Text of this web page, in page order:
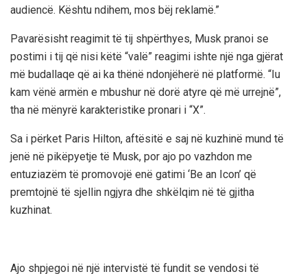
audiencë. Kështu ndihem, mos bëj reklamë.”
Pavarësisht reagimit të tij shpërthyes, Musk pranoi se
postimi i tij që nisi këtë “valë” reagimi ishte një nga gjërat
më budallaqe që ai ka thënë ndonjëherë në platformë. “Iu
kam vënë armën e mbushur në dorë atyre që më urrejnë”,
tha në mënyrë karakteristike pronari i “X”.
Sa i përket Paris Hilton, aftësitë e saj në kuzhinë mund të
jenë në pikëpyetje të Musk, por ajo po vazhdon me
entuziazëm të promovojë enë gatimi ‘Be an Icon’ që
premtojnë të sjellin ngjyra dhe shkëlqim në të gjitha
kuzhinat.
Ajo shpjegoi në një intervistë të fundit se vendosi të